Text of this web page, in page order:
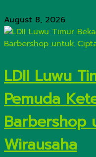
August 8, 2026
LDII Luwu
Pemuda
Barbershop
Wirausaha